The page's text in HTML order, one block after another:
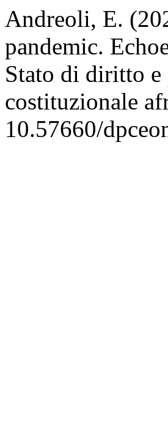
Andreoli, E.
pandemic.
Stato di diritto e
costituzionale
10.57660/